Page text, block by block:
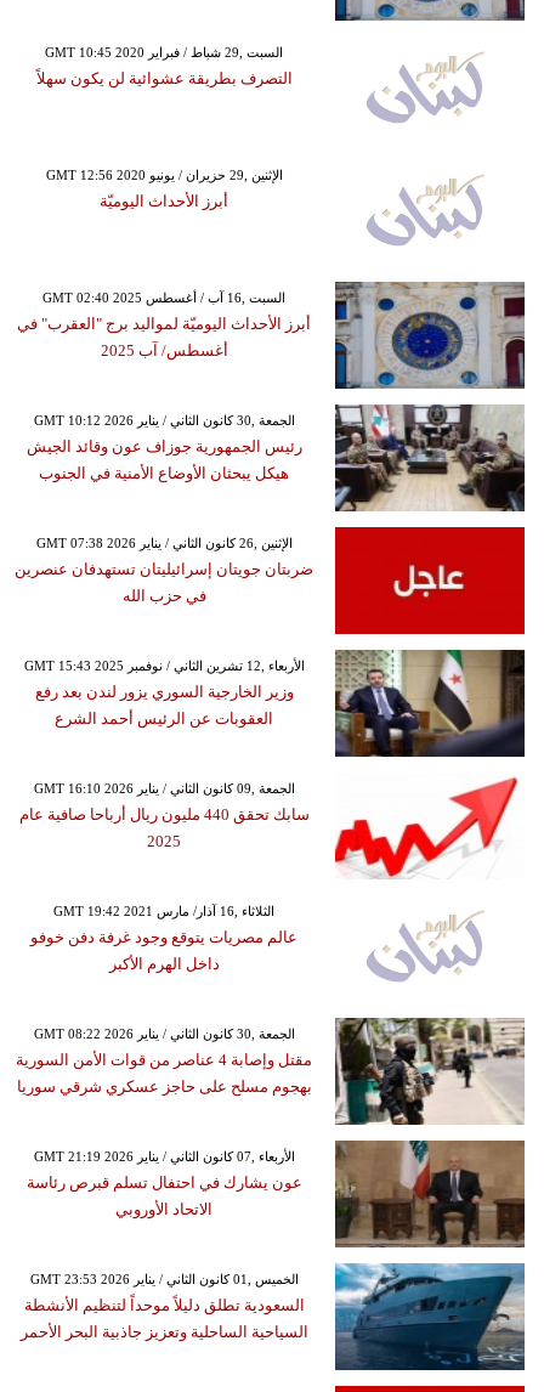
GMT 10:45 2020 السبت ,29 شباط / فبراير
التصرف بطريقة عشوائية لن يكون سهلاً
GMT 12:56 2020 الإثنين ,29 حزيران / يونيو
أبرز الأحداث اليوميّة
GMT 02:40 2025 السبت ,16 آب / أغسطس
أبرز الأحداث اليوميّة لمواليد برج "العقرب" في
أغسطس/ آب 2025
GMT 10:12 2026 الجمعة ,30 كانون الثاني / يناير
رئيس الجمهورية جوزاف عون وقائد الجيش
هيكل يبحثان الأوضاع الأمنية في الجنوب
GMT 07:38 2026 الإثنين ,26 كانون الثاني / يناير
ضربتان جويتان إسرائيليتان تستهدفان عنصرين
في حزب الله
GMT 15:43 2025 الأربعاء ,12 تشرين الثاني / نوفمبر
وزير الخارجية السوري يزور لندن بعد رفع
العقوبات عن الرئيس أحمد الشرع
GMT 16:10 2026 الجمعة ,09 كانون الثاني / يناير
سابك تحقق 440 مليون ريال أرباحا صافية عام
2025
GMT 19:42 2021 الثلاثاء ,16 آذار/ مارس
عالم مصريات يتوقع وجود غرفة دفن خوفو
داخل الهرم الأكبر
GMT 08:22 2026 الجمعة ,30 كانون الثاني / يناير
مقتل وإصابة 4 عناصر من قوات الأمن السورية
بهجوم مسلح على حاجز عسكري شرقي سوريا
GMT 21:19 2026 الأربعاء ,07 كانون الثاني / يناير
عون يشارك في احتفال تسلم قبرص رئاسة
الاتحاد الأوروبي
GMT 23:53 2026 الخميس ,01 كانون الثاني / يناير
السعودية تطلق دليلاً موحداً لتنظيم الأنشطة
السياحية الساحلية وتعزيز جاذبية البحر الأحمر